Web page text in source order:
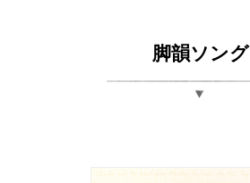
脚韻ソング